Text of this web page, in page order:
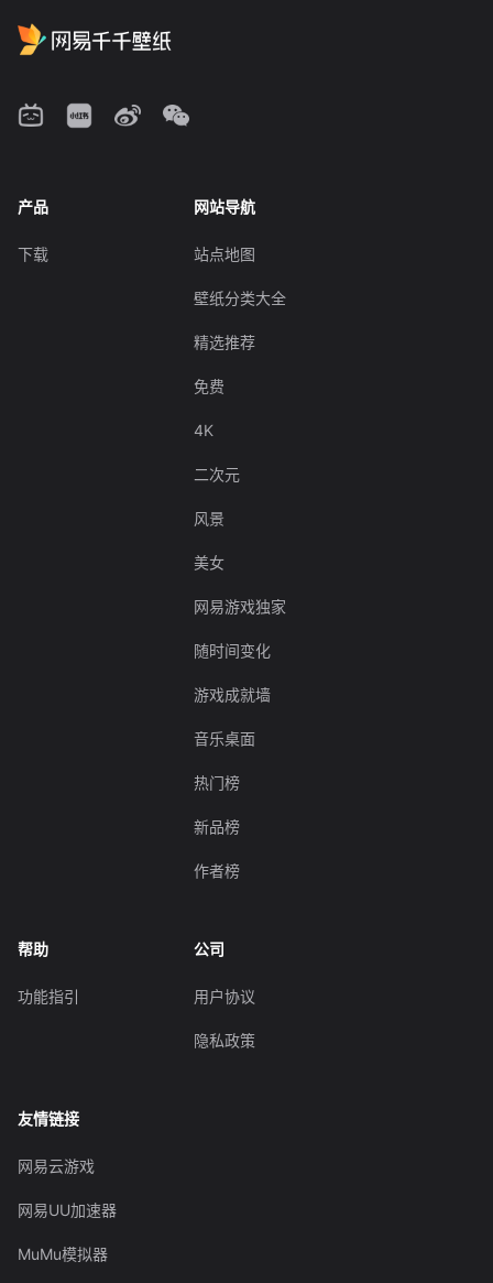
产品
下载
网站导航
站点地图
壁纸分类大全
精选推荐
免费
4K
二次元
风景
美女
网易游戏独家
随时间变化
游戏成就墙
音乐桌面
热门榜
新品榜
作者榜
帮助
功能指引
公司
用户协议
隐私政策
友情链接
网易云游戏
网易UU加速器
MuMu模拟器